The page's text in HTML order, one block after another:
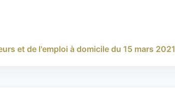
et de l'emploi à domicile du 15 mars 2021